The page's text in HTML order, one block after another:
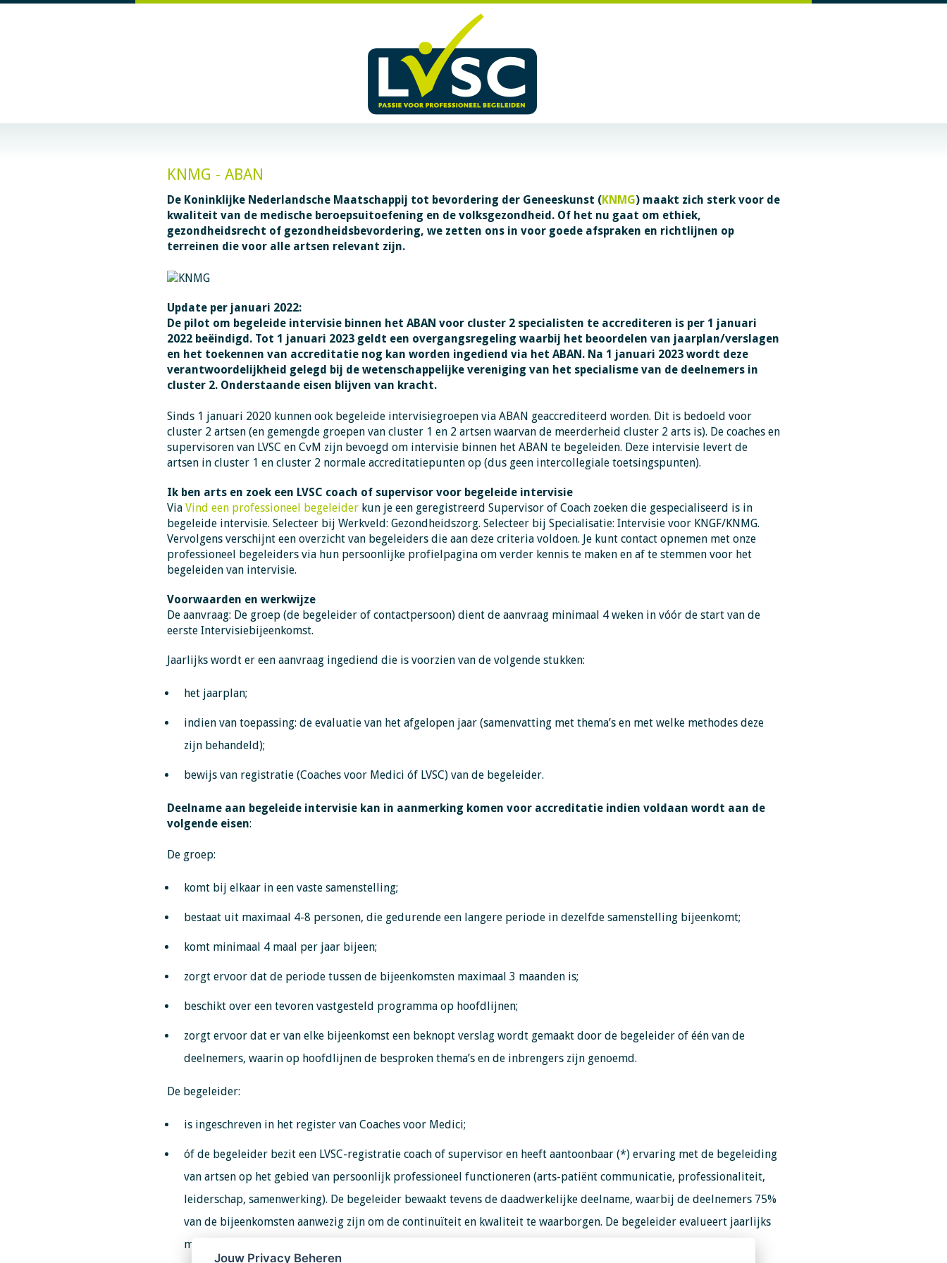
KNMG - ABAN
De Koninklijke Nederlandsche Maatschappij tot bevordering der Geneeskunst (KNMG) maakt zich sterk voor de
kwaliteit van de medische beroepsuitoefening en de volksgezondheid. Of het nu gaat om ethiek,
gezondheidsrecht of gezondheidsbevordering, we zetten ons in voor goede afspraken en richtlijnen op
terreinen die voor alle artsen relevant zijn.
Update per januari 2022:
De pilot om begeleide intervisie binnen het ABAN voor cluster 2 specialisten te accrediteren is per 1 januari
2022 beëindigd. Tot 1 januari 2023 geldt een overgangsregeling waarbij het beoordelen van jaarplan/verslagen
en het toekennen van accreditatie nog kan worden ingediend via het ABAN. Na 1 januari 2023 wordt deze
verantwoordelijkheid gelegd bij de wetenschappelijke vereniging van het specialisme van de deelnemers in
cluster 2. Onderstaande eisen blijven van kracht.
Sinds 1 januari 2020 kunnen ook begeleide intervisiegroepen via ABAN geaccrediteerd worden. Dit is bedoeld voor
cluster 2 artsen (en gemengde groepen van cluster 1 en 2 artsen waarvan de meerderheid cluster 2 arts is). De coaches en
supervisoren van LVSC en CvM zijn bevoegd om intervisie binnen het ABAN te begeleiden. Deze intervisie levert de
artsen in cluster 1 en cluster 2 normale accreditatiepunten op (dus geen intercollegiale toetsingspunten).
Ik ben arts en zoek een LVSC coach of supervisor voor begeleide intervisie
Via Vind een professioneel begeleider kun je een geregistreerd Supervisor of Coach zoeken die gespecialiseerd is in
begeleide intervisie. Selecteer bij Werkveld: Gezondheidszorg. Selecteer bij Specialisatie: Intervisie voor KNGF/KNMG.
Vervolgens verschijnt een overzicht van begeleiders die aan deze criteria voldoen. Je kunt contact opnemen met onze
professioneel begeleiders via hun persoonlijke profielpagina om verder kennis te maken en af te stemmen voor het
begeleiden van intervisie.
Voorwaarden en werkwijze
De aanvraag: De groep (de begeleider of contactpersoon) dient de aanvraag minimaal 4 weken in vóór de start van de
eerste Intervisiebijeenkomst.
Jaarlijks wordt er een aanvraag ingediend die is voorzien van de volgende stukken:
het jaarplan;
indien van toepassing: de evaluatie van het afgelopen jaar (samenvatting met thema’s en met welke methodes deze
zijn behandeld);
bewijs van registratie (Coaches voor Medici óf LVSC) van de begeleider.
Deelname aan begeleide intervisie kan in aanmerking komen voor accreditatie indien voldaan wordt aan de
volgende eisen:
De groep:
komt bij elkaar in een vaste samenstelling;
bestaat uit maximaal 4-8 personen, die gedurende een langere periode in dezelfde samenstelling bijeenkomt;
komt minimaal 4 maal per jaar bijeen;
zorgt ervoor dat de periode tussen de bijeenkomsten maximaal 3 maanden is;
beschikt over een tevoren vastgesteld programma op hoofdlijnen;
zorgt ervoor dat er van elke bijeenkomst een beknopt verslag wordt gemaakt door de begeleider of één van de
deelnemers, waarin op hoofdlijnen de besproken thema’s en de inbrengers zijn genoemd.
De begeleider:
is ingeschreven in het register van Coaches voor Medici;
óf de begeleider bezit een LVSC-registratie coach of supervisor en heeft aantoonbaar (*) ervaring met de begeleiding
van artsen op het gebied van persoonlijk professioneel functioneren (arts-patiënt communicatie, professionaliteit,
leiderschap, samenwerking). De begeleider bewaakt tevens de daadwerkelijke deelname, waarbij de deelnemers 75%
van de bijeenkomsten aanwezig zijn om de continuïteit en kwaliteit te waarborgen. De begeleider evalueert jaarlijks
met de deelnemers.
Jouw Privacy Beheren